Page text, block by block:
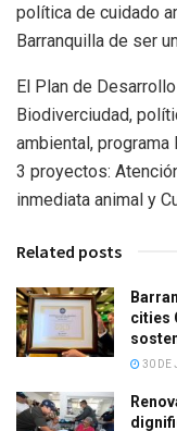
política de cuidado
Barranquilla de ser
El Plan de
Biodiverciudad,
ambiental,
3 proyectos:
inmediata animal y
Related posts
cities
30 DE